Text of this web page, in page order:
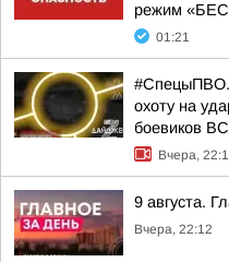
режим
01:21
#СпецыПВО.
охоту на
боевиков
Вчера,
9 августа.
Вчера, 22:12